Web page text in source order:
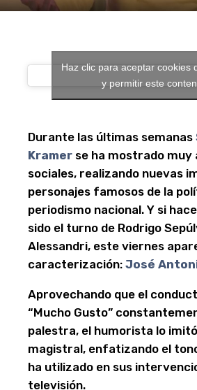
Haz clic para aceptar cookies
y permitir este
Durante las últimas semanas
Kramer se ha mostrado muy
sociales, realizando nuevas
personajes famosos de la
periodismo nacional. Y si
sido el turno de Rodrigo
Alessandri, este viernes
caracterización: José
Aprovechando que el
“Mucho Gusto”
palestra, el humorista lo
magistral, enfatizando el
ha utilizado en sus
televisión.